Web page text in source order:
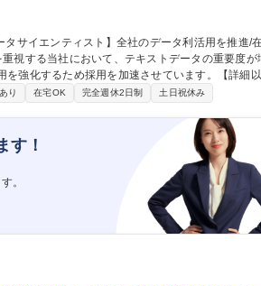
強化するため採用を加速させています。【詳細以
用し解決に導く （例：コールセンターのAI活用に
意思決定をするためのデータ分析 ・既存のデー
り 在宅OK 完全週休2日制 土日祝休み
す！
。